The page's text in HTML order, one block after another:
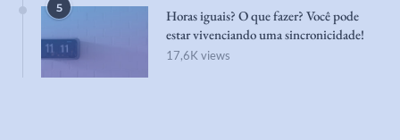
5
Horas iguais? O que fazer? Você pode
estar vivenciando uma sincronicidade!
17,6K views